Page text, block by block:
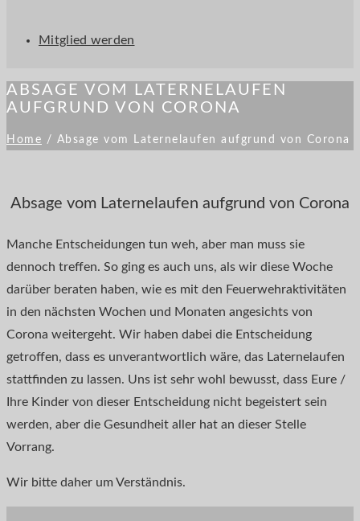
Mitglied werden
ABSAGE VOM LATERNELAUFEN
AUFGRUND VON CORONA
Home / Absage vom Laternelaufen aufgrund von Corona
Absage vom Laternelaufen aufgrund von Corona
Manche Entscheidungen tun weh, aber man muss sie
dennoch treffen. So ging es auch uns, als wir diese Woche
darüber beraten haben, wie es mit den Feuerwehraktivitäten
in den nächsten Wochen und Monaten angesichts von
Corona weitergeht. Wir haben dabei die Entscheidung
getroffen, dass es unverantwortlich wäre, das Laternelaufen
stattfinden zu lassen. Uns ist sehr wohl bewusst, dass Eure /
Ihre Kinder von dieser Entscheidung nicht begeistert sein
werden, aber die Gesundheit aller hat an dieser Stelle
Vorrang.
Wir bitte daher um Verständnis.